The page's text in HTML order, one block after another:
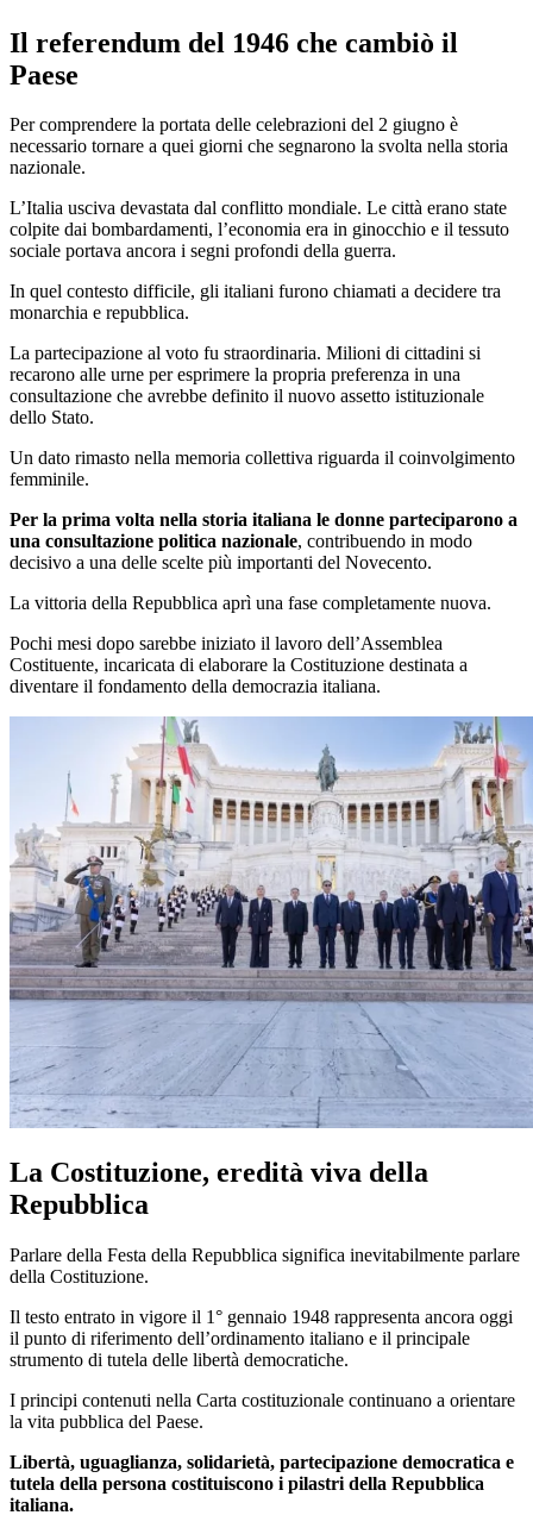
Il referendum del 1946 che cambiò il
Paese
Per comprendere la portata delle celebrazioni del 2 giugno è
necessario tornare a quei giorni che segnarono la svolta nella storia
nazionale.
L’Italia usciva devastata dal conflitto mondiale. Le città erano state
colpite dai bombardamenti, l’economia era in ginocchio e il tessuto
sociale portava ancora i segni profondi della guerra.
In quel contesto difficile, gli italiani furono chiamati a decidere tra
monarchia e repubblica.
La partecipazione al voto fu straordinaria. Milioni di cittadini si
recarono alle urne per esprimere la propria preferenza in una
consultazione che avrebbe definito il nuovo assetto istituzionale
dello Stato.
Un dato rimasto nella memoria collettiva riguarda il coinvolgimento
femminile.
Per la prima volta nella storia italiana le donne parteciparono a
una consultazione politica nazionale, contribuendo in modo
decisivo a una delle scelte più importanti del Novecento.
La vittoria della Repubblica aprì una fase completamente nuova.
Pochi mesi dopo sarebbe iniziato il lavoro dell’Assemblea
Costituente, incaricata di elaborare la Costituzione destinata a
diventare il fondamento della democrazia italiana.
La Costituzione, eredità viva della
Repubblica
Parlare della Festa della Repubblica significa inevitabilmente parlare
della Costituzione.
Il testo entrato in vigore il 1° gennaio 1948 rappresenta ancora oggi
il punto di riferimento dell’ordinamento italiano e il principale
strumento di tutela delle libertà democratiche.
I principi contenuti nella Carta costituzionale continuano a orientare
la vita pubblica del Paese.
Libertà, uguaglianza, solidarietà, partecipazione democratica e
tutela della persona costituiscono i pilastri della Repubblica
italiana.